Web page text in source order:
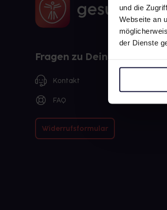
und die
Webseite an
der Dienste
Fragen zu Deiner
Kontakt
FAQ
Widerrufsformular